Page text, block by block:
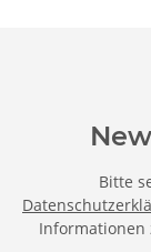
Bitte
Informationen